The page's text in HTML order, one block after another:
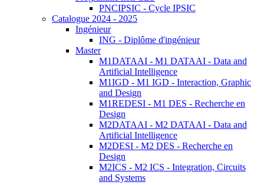
PNCIPSIC - Cycle IPSIC
Catalogue 2024 - 2025
Ingénieur
ING - Diplôme d'ingénieur
Master
M1DATAAI - M1 DATAAI - Data and
Artificial Intelligence
M1IGD - M1 IGD - Interaction, Graphic
and Design
M1REDESI - M1 DES - Recherche en
Design
M2DATAAI - M2 DATAAI - Data and
Artificial Intelligence
M2DESI - M2 DES - Recherche en
Design
M2ICS - M2 ICS - Integration, Circuits
and Systems